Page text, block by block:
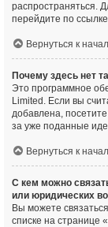
распространяться.
перейдите по ссылке
Вернуться к
Почему здесь нет
Это программное
Limited. Если вы
добавлена, посетите
за уже поданные
Вернуться к
С кем можно
или юридических
Вы можете
списке на странице